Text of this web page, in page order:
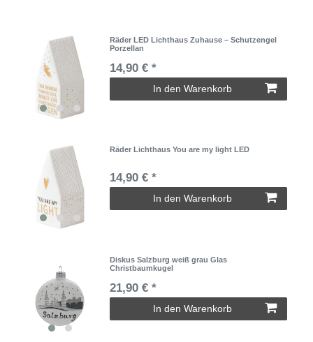
Räder LED Lichthaus Zuhause – Schutzengel
Porzellan
14,90 € *
In den Warenkorb
Räder Lichthaus You are my light LED
14,90 € *
In den Warenkorb
Diskus Salzburg weiß grau Glas
Christbaumkugel
21,90 € *
In den Warenkorb